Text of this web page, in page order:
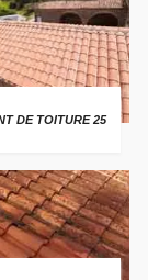
DE TOITURE 25